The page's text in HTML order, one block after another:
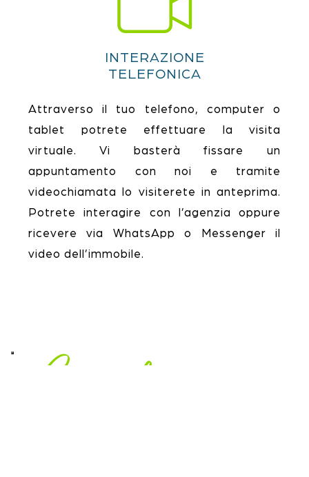
INTERAZIONE
TELEFONICA
Attraverso il tuo telefono, computer o
tablet potrete effettuare la visita
virtuale. Vi basterà fissare un
appuntamento con noi e tramite
videochiamata lo visiterete in anteprima.
Potrete interagire con l’agenzia oppure
ricevere via WhatsApp o Messenger il
video dell’immobile.
Come funziona